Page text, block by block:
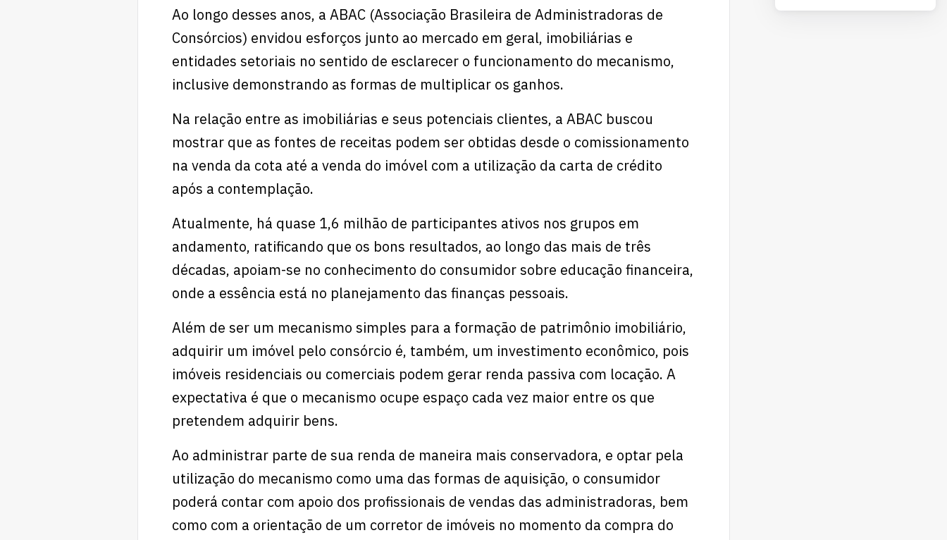
Ao longo desses anos, a ABAC (Associação Brasileira de Administradoras de
Consórcios) envidou esforços junto ao mercado em geral, imobiliárias e
entidades setoriais no sentido de esclarecer o funcionamento do mecanismo,
inclusive demonstrando as formas de multiplicar os ganhos.
Na relação entre as imobiliárias e seus potenciais clientes, a ABAC buscou
mostrar que as fontes de receitas podem ser obtidas desde o comissionamento
na venda da cota até a venda do imóvel com a utilização da carta de crédito
após a contemplação.
Atualmente, há quase 1,6 milhão de participantes ativos nos grupos em
andamento, ratificando que os bons resultados, ao longo das mais de três
décadas, apoiam-se no conhecimento do consumidor sobre educação financeira,
onde a essência está no planejamento das finanças pessoais.
Além de ser um mecanismo simples para a formação de patrimônio imobiliário,
adquirir um imóvel pelo consórcio é, também, um investimento econômico, pois
imóveis residenciais ou comerciais podem gerar renda passiva com locação. A
expectativa é que o mecanismo ocupe espaço cada vez maior entre os que
pretendem adquirir bens.
Ao administrar parte de sua renda de maneira mais conservadora, e optar pela
utilização do mecanismo como uma das formas de aquisição, o consumidor
poderá contar com apoio dos profissionais de vendas das administradoras, bem
como com a orientação de um corretor de imóveis no momento da compra do